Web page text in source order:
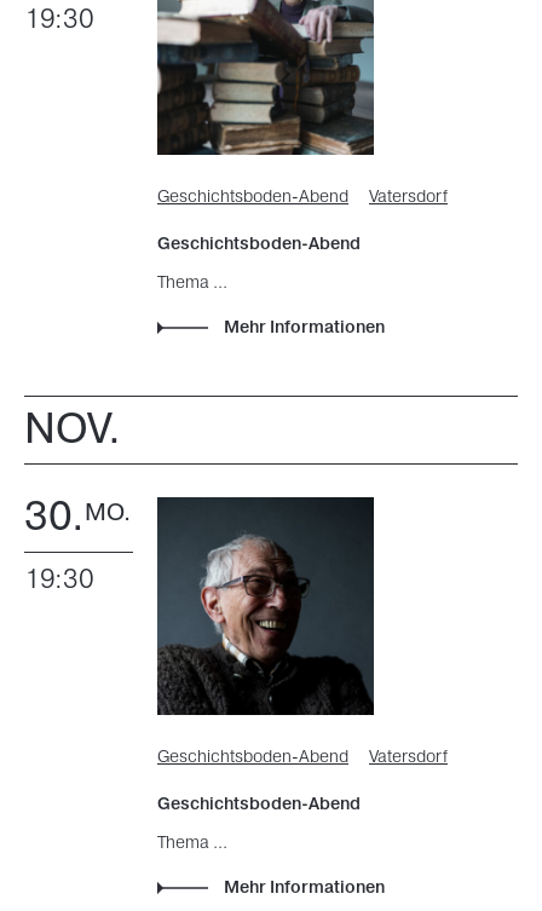
19:30
Geschichtsboden-Abend
Vatersdorf
Geschichtsboden-Abend
Thema ...
Mehr Informationen
NOV.
30.MO.
19:30
Geschichtsboden-Abend
Vatersdorf
Geschichtsboden-Abend
Thema ...
Mehr Informationen